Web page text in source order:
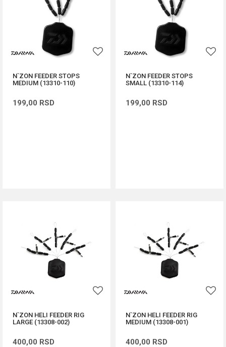
N`ZON FEEDER STOPS
MEDIUM (13310-110)
199,00 RSD
N`ZON FEEDER STOPS
SMALL (13310-114)
199,00 RSD
N`ZON HELI FEEDER RIG
LARGE (13308-002)
400,00 RSD
N`ZON HELI FEEDER RIG
MEDIUM (13308-001)
400,00 RSD